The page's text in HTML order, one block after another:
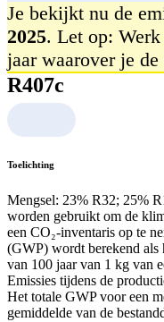
Je bekijkt nu de
2025. Let op:
jaar waarover je
R407c
Toelichting
Mengsel: 23% R32; 25%
worden gebruikt om de
een CO₂‑inventaris op te
(GWP) wordt berekend als
van 100 jaar van 1 kg van
Emissies tijdens de
Het totale GWP voor een
gemiddelde van de